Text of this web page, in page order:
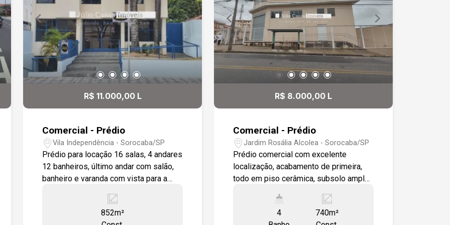
estratégica e praticidade. Entre em
contato para mais informações ou
agende uma visita.
elevador, além de escadas largas para
maior comodidade. O prédio é novo e
foi totalmente construído em pré-
fabricado de concreto, garantindo
durabilidade, segurança e um design
moderno. Ideal para empresas que
buscam um espaço amplo e bem
Aproveite essa excelente
mais informações e agende uma visita.
R$ 11.000,00 L
Comercial - Prédio
Vila Independência - Sorocaba/SP
Prédio para locação 16 salas, 4 andares
12 banheiros, último andar com salão,
banheiro e varanda com vista para a
com 2 dormitórios ao fundo, com
entrada independente. Ideal para
852m²
R$ 8.000,00 L
Comercial - Prédio
Jardim Rosália Alcolea - Sorocaba/SP
Prédio comercial com excelente
localização, acabamento de primeira,
todo em piso cerâmica, subsolo amplo
salão 2 wc, espaço preparado para
copa e mezanino, 1 pavimento com
4
740m²